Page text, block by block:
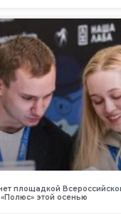
площадкой
этой осенью